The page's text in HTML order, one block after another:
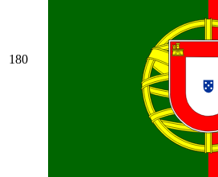
180